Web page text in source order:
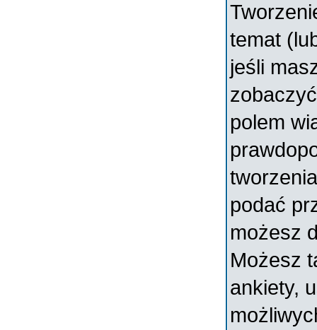
temat
jeśli
polem
podać
możesz
Możesz
ankiety,